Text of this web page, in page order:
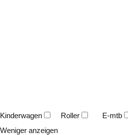
Kinderwagen Roller E-mtb
Weniger anzeigen